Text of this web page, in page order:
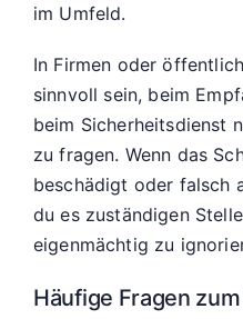
im Umfeld.
In Firmen oder
sinnvoll sein, beim
beim Sicherheitsdienst
zu fragen. Wenn das
beschädigt oder falsch
du es zuständigen
eigenmächtig zu
Häufige Fragen